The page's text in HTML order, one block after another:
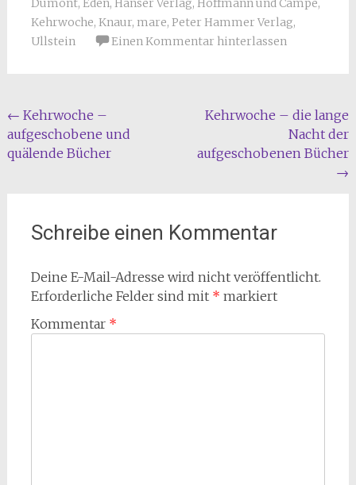
Dumont, Eden, Hanser Verlag, Hoffmann und Campe,
Kehrwoche, Knaur, mare, Peter Hammer Verlag,
Ullstein
Einen Kommentar hinterlassen
Beitragsnavigation
← Kehrwoche –
aufgeschobene und
quälende Bücher
Kehrwoche – die lange
Nacht der
aufgeschobenen Bücher
→
Schreibe einen Kommentar
Deine E-Mail-Adresse wird nicht veröffentlicht.
Erforderliche Felder sind mit * markiert
Kommentar *